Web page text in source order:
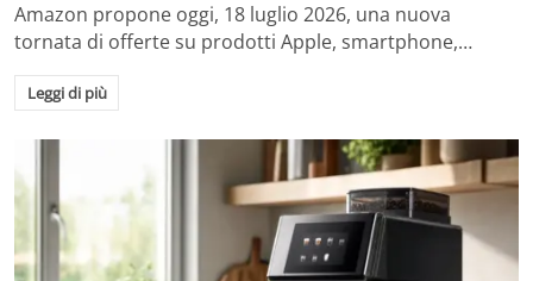
Amazon propone oggi, 18 luglio 2026, una nuova
tornata di offerte su prodotti Apple, smartphone,…
Leggi di più